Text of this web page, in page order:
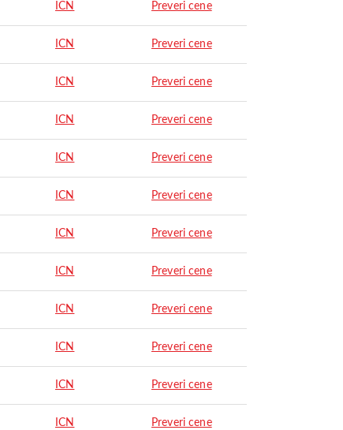
ICN Preveri cene
ICN Preveri cene
ICN Preveri cene
ICN Preveri cene
ICN Preveri cene
ICN Preveri cene
ICN Preveri cene
ICN Preveri cene
ICN Preveri cene
ICN Preveri cene
ICN Preveri cene
ICN Preveri cene